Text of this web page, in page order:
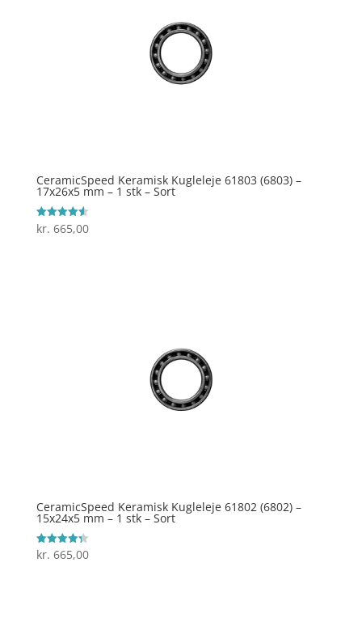
CeramicSpeed Keramisk Kugleleje 61803 (6803) –
17x26x5 mm – 1 stk – Sort
Vurderet
4.6
kr. 665,00
CeramicSpeed Keramisk Kugleleje 61802 (6802) –
15x24x5 mm – 1 stk – Sort
Vurderet
4.3
kr. 665,00